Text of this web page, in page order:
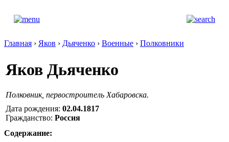
Главная › Яков › Дьяченко › Военные › Полковники
Яков Дьяченко
Полковник, первостроитель Хабаровска.
Дата рождения: 02.04.1817
Гражданство: Россия
Содержание: